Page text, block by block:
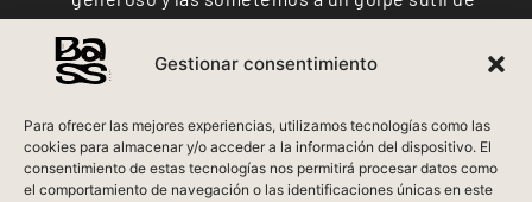
Gestionar consentimiento
Para ofrecer las mejores experiencias, utilizamos tecnologías como las
cookies para almacenar y/o acceder a la información del dispositivo. El
consentimiento de estas tecnologías nos permitirá procesar datos como
el comportamiento de navegación o las identificaciones únicas en este
calor directo. El objetivo es que se abran lo justo
para soltar su propio jugo y absorber la salsa de
la casa, manteniendo la carne tersa, sedosa y
Mejillones cabreados:el molusco se cocina al
vapor y se alegra con una salsa con personalidad
que aporta un punto picante idóneo.